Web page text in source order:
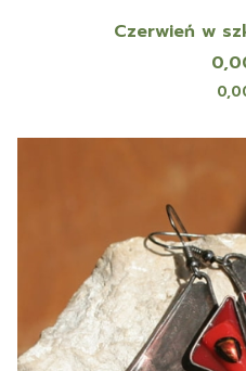
Czerwień w